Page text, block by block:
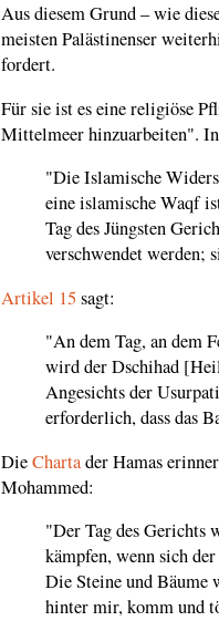
Aus diesem Grund – wie
meisten Palästinenser
fordert.
Für sie ist es eine religiöse
Mittelmeer hinzuarbeiten". In
"Die Islamische
eine islamische Waqf
Tag des Jüngsten
verschwendet werden;
Artikel 15sagt:
"An dem Tag, an dem
wird der Dschihad
Angesichts der
erforderlich, dass das
DieChartader Hamas
Mohammed:
"Der Tag des Gerichts
kämpfen, wenn sich
Die Steine und Bäume
hinter mir, komm und